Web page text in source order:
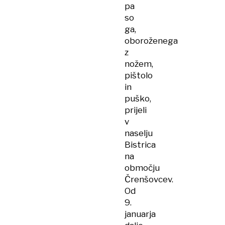
pa
so
ga,
oboroženega
z
nožem,
pištolo
in
puško,
prijeli
v
naselju
Bistrica
na
območju
Črenšovcev.
Od
9.
januarja